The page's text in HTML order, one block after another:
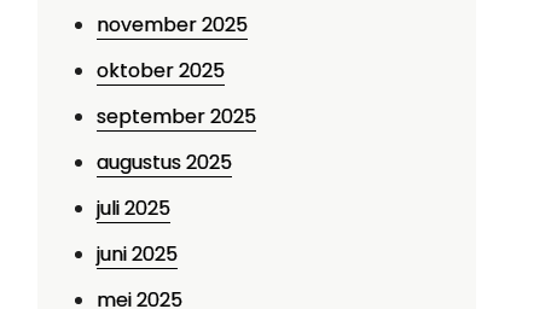
november 2025
oktober 2025
september 2025
augustus 2025
juli 2025
juni 2025
mei 2025